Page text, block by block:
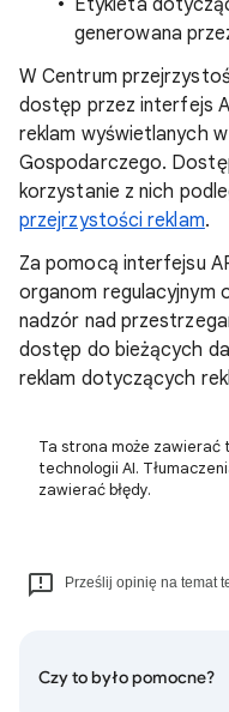
Etykieta
generowana
W Centrum
dostęp przez interfejs
reklam wyświetlanych
Gospodarczego.
korzystanie z nich
przejrzystości reklam.
Za pomocą interfejsu
organom regulacyjnym
nadzór nad
dostęp do bieżących
reklam dotyczących
Ta strona może zawierać
technologii AI.
zawierać błędy.
Prześlij opinię na temat
Czy to było pomocne?